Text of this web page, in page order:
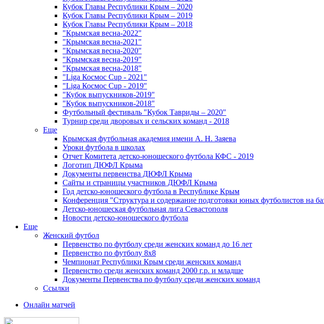
Кубок Главы Республики Крым – 2020
Кубок Главы Республики Крым – 2019
Кубок Главы Республики Крым – 2018
"Крымская весна-2022"
"Крымская весна-2021"
"Крымская весна-2020"
"Крымская весна-2019"
"Крымская весна-2018"
"Liga Космос Cup - 2021"
"Liga Космос Cup - 2019"
"Кубок выпускников-2019"
"Кубок выпускников-2018"
Футбольный фестиваль "Кубок Тавриды – 2020"
Турнир среди дворовых и сельских команд - 2018
Еще
Крымская футбольная академия имени А. Н. Заяева
Уроки футбола в школах
Отчет Комитета детско-юношеского футбола КФС - 2019
Логотип ДЮФЛ Крыма
Документы первенства ДЮФЛ Крыма
Сайты и страницы участников ДЮФЛ Крыма
Год детско-юношеского футбола в Республике Крым
Конференция "Структура и содержание подготовки юных футболистов на
Детско-юношеская футбольная лига Севастополя
Новости детско-юношеского футбола
Еще
Женский футбол
Первенство по футболу среди женских команд до 16 лет
Первенство по футболу 8х8
Чемпионат Республики Крым среди женских команд
Первенство среди женских команд 2000 г.р. и младше
Документы Первенства по футболу среди женских команд
Ссылки
Онлайн матчей